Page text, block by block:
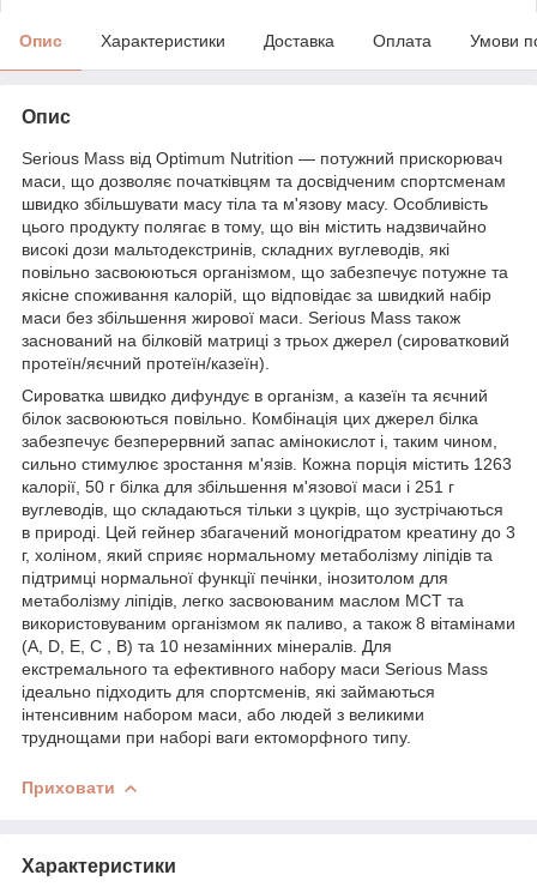
Опис Характеристики Доставка Оплата Умови
Опис
Serious Mass від Optimum Nutrition — потужний прискорювач
маси, що дозволяє початківцям та досвідченим спортсменам
швидко збільшувати масу тіла та м'язову масу. Особливість
цього продукту полягає в тому, що він містить надзвичайно
високі дози мальтодекстринів, складних вуглеводів, які
повільно засвоюються організмом, що забезпечує потужне та
якісне споживання калорій, що відповідає за швидкий набір
маси без збільшення жирової маси. Serious Mass також
заснований на білковій матриці з трьох джерел (сироватковий
протеїн/яєчний протеїн/казеїн).
Сироватка швидко дифундує в організм, а казеїн та яєчний
білок засвоюються повільно. Комбінація цих джерел білка
забезпечує безперервний запас амінокислот і, таким чином,
сильно стимулює зростання м'язів. Кожна порція містить 1263
калорії, 50 г білка для збільшення м'язової маси і 251 г
вуглеводів, що складаються тільки з цукрів, що зустрічаються
в природі. Цей гейнер збагачений моногідратом креатину до 3
г, холіном, який сприяє нормальному метаболізму ліпідів та
підтримці нормальної функції печінки, інозитолом для
метаболізму ліпідів, легко засвоюваним маслом МСТ та
використовуваним організмом як паливо, а також 8 вітамінами
(A, D, E, C , B) та 10 незамінних мінералів. Для
екстремального та ефективного набору маси Serious Mass
ідеально підходить для спортсменів, які займаються
інтенсивним набором маси, або людей з великими
труднощами при наборі ваги ектоморфного типу.
Приховати
Характеристики